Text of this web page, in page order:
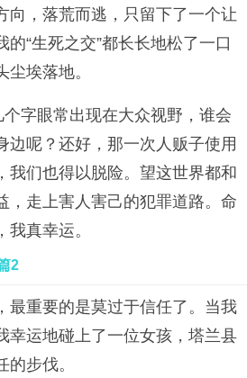
向，落荒而逃，只留下了一个让
的“生死之交”都长长地松了一口
埃落地。
个字眼常出现在大众视野，谁会
边呢？还好，那一次人贩子使用
我们也得以脱险。望这世界都和
，走上害人害己的犯罪道路。命
真幸运。
2
最重要的是莫过于信任了。当我
幸运地碰上了一位女孩，塔兰县
步伐。